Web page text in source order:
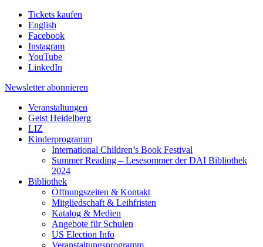
Tickets kaufen
English
Facebook
Instagram
YouTube
LinkedIn
Newsletter abonnieren
Veranstaltungen
Geist Heidelberg
LIZ
Kinderprogramm
International Children’s Book Festival
Summer Reading – Lesesommer der DAI Bibliothek
2024
Bibliothek
Öffnungszeiten & Kontakt
Mitgliedschaft & Leihfristen
Katalog & Medien
Angebote für Schulen
US Election Info
Veranstaltungsprogramm